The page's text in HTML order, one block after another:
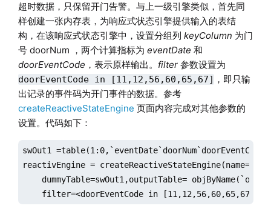
超时数据，只保留开门告警。与上一级引擎类似，首先同
样创建一张内存表，为响应式状态引擎提供输入的表结
构，在该响应式状态引擎中，设置分组列 keyColumn 为门
号 doorNum ，两个计算指标为 eventDate 和
doorEventCode ，表示原样输出。 filter参数设置为
doorEventCode in [11,12,56,60,65,67] ，即只输
出记录的事件码为开门事件的数据。参考
createReactiveStateEngine 页面内容完成对其他参数的
设置。代码如下：
swOut1
reactivEngine =
dummyTable=swOut1,outputTable=
    filter=<doorEventCode in [11,12,56,60,65,67]>)